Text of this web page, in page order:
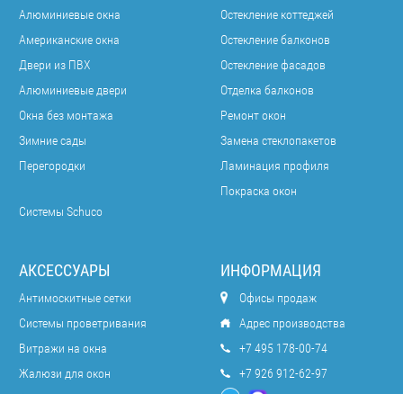
Алюминиевые окна
Американские окна
Двери из ПВХ
Алюминиевые двери
Окна без монтажа
Зимние сады
Перегородки
Системы Schuco
Остекление коттеджей
Остекление балконов
Остекление фасадов
Отделка балконов
Ремонт окон
Замена стеклопакетов
Ламинация профиля
Покраска окон
АКСЕССУАРЫ
Антимоскитные сетки
Системы проветривания
Витражи на окна
Жалюзи для окон
ИНФОРМАЦИЯ
Офисы продаж
Адрес производства
+7 495 178-00-74
+7 926 912-62-97